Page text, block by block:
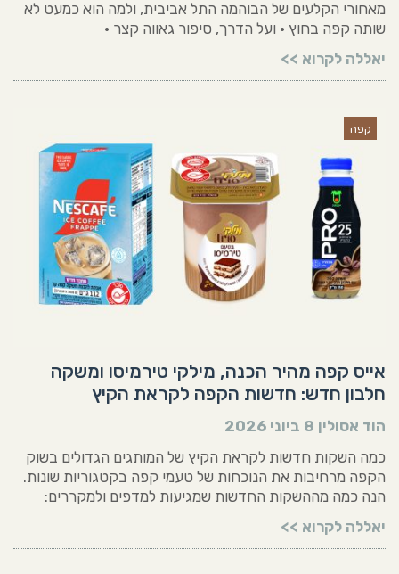
מאחורי הקלעים של הבוהמה התל אביבית, ולמה הוא כמעט לא
שותה קפה בחוץ • ועל הדרך, סיפור גאווה קצר •
יאללה לקרוא >>
קפה
אייס קפה מהיר הכנה, מילקי טירמיסו ומשקה
חלבון חדש: חדשות הקפה לקראת הקיץ
הוד אסולין 8 ביוני 2026
כמה השקות חדשות לקראת הקיץ של המותגים הגדולים בשוק
הקפה מרחיבות את הנוכחות של טעמי קפה בקטגוריות שונות.
הנה כמה מההשקות החדשות שמגיעות למדפים ולמקררים:
יאללה לקרוא >>